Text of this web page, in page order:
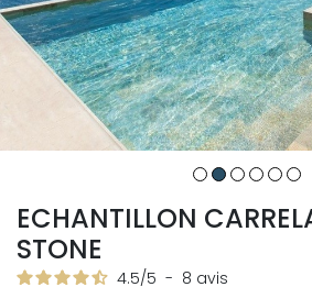
ECHANTILLON
STONE
4.5/5 - 8 avis